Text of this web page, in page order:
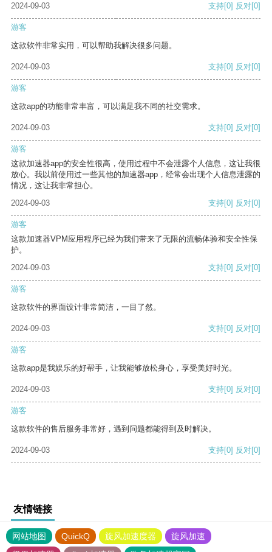
2024-09-03
支持[0] 反对[0]
游客
这款软件非常实用，可以帮助我解决很多问题。
2024-09-03 支持[0] 反对[0]
游客
这款app的功能非常丰富，可以满足我不同的社交需求。
2024-09-03 支持[0] 反对[0]
游客
这款加速器app的安全性很高，使用过程中不会泄露个人信息，这让我很
放心。我以前使用过一些其他的加速器app，经常会出现个人信息泄露的
情况，这让我非常担心。
2024-09-03
支持[0] 反对[0]
游客
这款加速器VPM应用程序已经为我们带来了无限的流畅体验和安全性保
护。
2024-09-03
支持[0] 反对[0]
游客
这款软件的界面设计非常简洁，一目了然。
2024-09-03 支持[0] 反对[0]
游客
这款app是我娱乐的好帮手，让我能够放松身心，享受美好时光。
2024-09-03 支持[0] 反对[0]
游客
这款软件的售后服务非常好，遇到问题都能得到及时解决。
2024-09-03 支持[0] 反对[0]
友情链接
网站地图 QuickQ 旋风加速度器
旋风加速